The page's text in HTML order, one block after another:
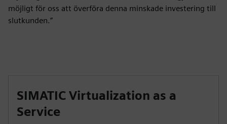
möjligt för oss att överföra denna minskade investering till
slutkunden.”
SIMATIC Virtualization as a
Service